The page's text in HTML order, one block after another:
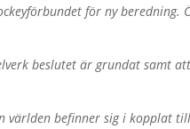
för ny beredning.
beslutet är grundat samt
världen befinner sig i kopplat